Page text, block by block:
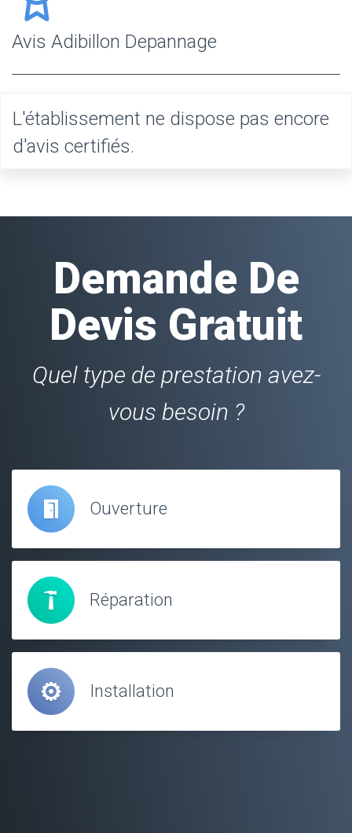
Avis Adibillon Depannage
L'établissement ne dispose pas encore
d'avis certifiés.
Demande De
Devis Gratuit
Quel type de prestation avez-
vous besoin ?
Ouverture
Réparation
Installation